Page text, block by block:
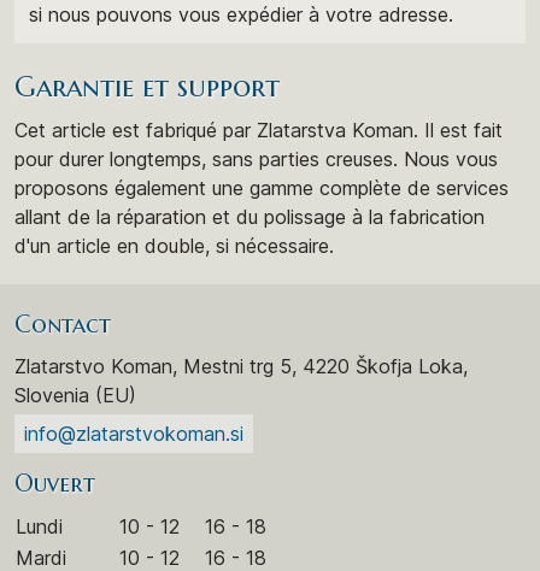
si nous pouvons vous expédier à votre adresse.
Garantie et support
Cet article est fabriqué par Zlatarstva Koman. Il est fait
pour durer longtemps, sans parties creuses. Nous vous
proposons également une gamme complète de services
allant de la réparation et du polissage à la fabrication
d'un article en double, si nécessaire.
Contact
Zlatarstvo Koman, Mestni trg 5, 4220 Škofja Loka,
Slovenia (EU)
info@zlatarstvokoman.si
Ouvert
Lundi 10 - 12
16 - 18
Mardi
10 - 12
16 - 18